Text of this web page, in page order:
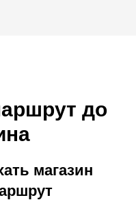
до
магазин